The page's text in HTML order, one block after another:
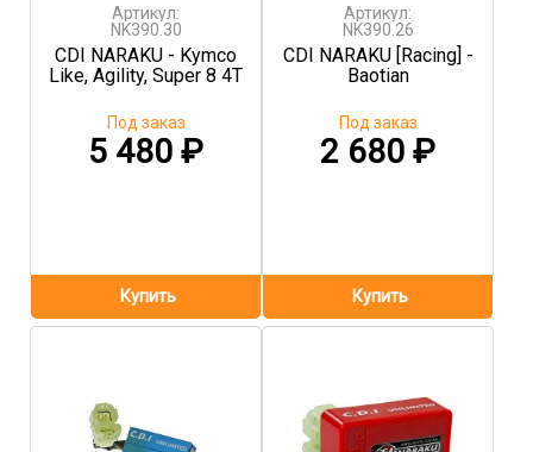
Артикул:
NK390.30
CDI NARAKU - Kymco
Like, Agility, Super 8 4T
5 480 ₽
Под заказ
Артикул:
NK390.26
CDI NARAKU [Racing] -
Baotian
2 680₽
Под заказ